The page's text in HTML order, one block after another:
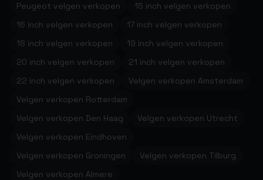
Peugeot velgen verkopen
15 inch velgen verkopen
16 inch velgen verkopen
17 inch velgen verkopen
18 inch velgen verkopen
19 inch velgen verkopen
20 inch velgen verkopen
21 inch velgen verkopen
22 inch velgen verkopen
Velgen verkopen Amsterdam
Velgen verkopen Rotterdam
Velgen verkopen Den Haag
Velgen verkopen Utrecht
Velgen verkopen Eindhoven
Velgen verkopen Groningen
Velgen verkopen Tilburg
Velgen verkopen Almere